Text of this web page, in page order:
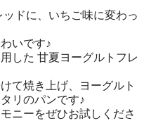
ドに、いちご味に変わっ
いです♪
した 甘夏ヨーグルトフレ
て焼き上げ、ヨーグルト
リのパンです♪
ニーをぜひお試しくださ